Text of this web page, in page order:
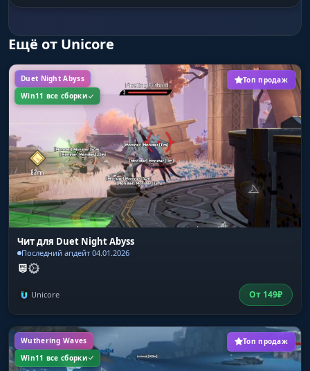
Ещё от Unicore
Duet Night Abyss
Win11 все сборки
Топ продаж
Чит для Duet Night Abyss
Последний апдейт 04.01.2026
Unicore От 149₽
Wuthering Waves
Win11 все сборки
Топ продаж